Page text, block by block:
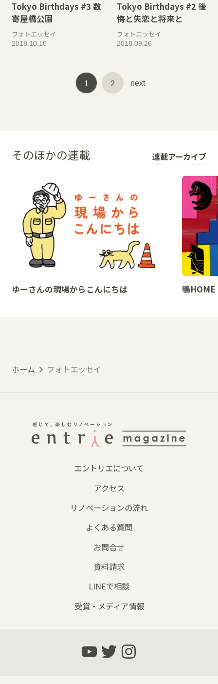
Tokyo Birthdays #3 数
寄屋橋公園
2018.10.10
フォトエッセイ
Tokyo Birthdays #2 後
悔と失恋と将来と
2018.09.26
フォトエッセイ
1 2 next
そのほかの連載
ゆーさんの現場からこんにちは 鴨HOME
連載アーカイブ
ホーム フォトエッセイ
エントリエについて
アクセス
リノベーションの流れ
よくある質問
お問合せ
資料請求
LINEで相談
受賞・メディア情報